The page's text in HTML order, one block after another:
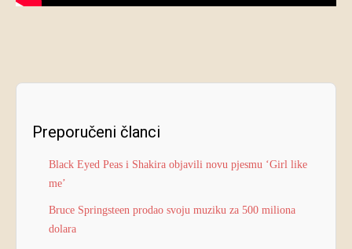
Preporučeni članci
Black Eyed Peas i Shakira objavili novu pjesmu ‘Girl like
me’
Bruce Springsteen prodao svoju muziku za 500 miliona
dolara